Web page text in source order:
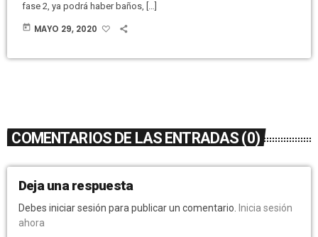
fase 2, ya podrá haber baños, […]
today MAYO 29, 2020
COMENTARIOS DE LAS ENTRADAS (0)
Deja una respuesta
Debes iniciar sesión para publicar un comentario.
Inicia sesión
ahora